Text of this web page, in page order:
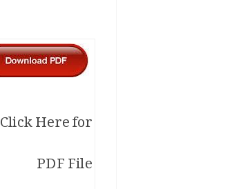
Click Here for
PDF File